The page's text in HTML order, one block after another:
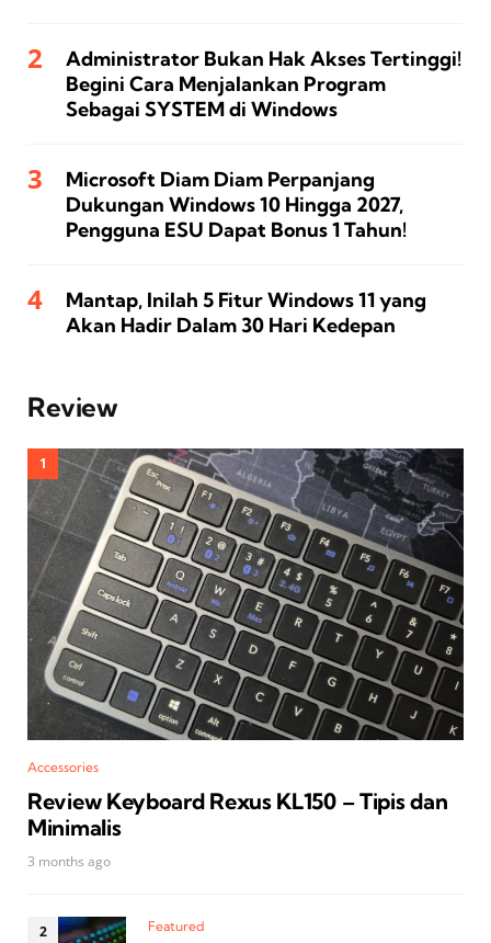
Administrator Bukan Hak Akses Tertinggi!
Begini Cara Menjalankan Program
Sebagai SYSTEM di Windows
Microsoft Diam Diam Perpanjang
Dukungan Windows 10 Hingga 2027,
Pengguna ESU Dapat Bonus 1 Tahun!
Mantap, Inilah 5 Fitur Windows 11 yang
Akan Hadir Dalam 30 Hari Kedepan
Review
Accessories
Review Keyboard Rexus KL150 – Tipis dan
Minimalis
3 months ago
Featured